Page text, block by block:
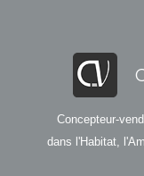
Concepteur-
dans l'Habitat,